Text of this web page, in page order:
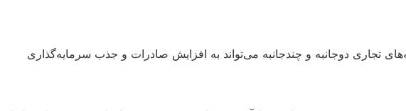
تجاری دوجانبه و چندجانبه می‌تواند به افزایش صادرات و جذب سرمایه‌گذاری